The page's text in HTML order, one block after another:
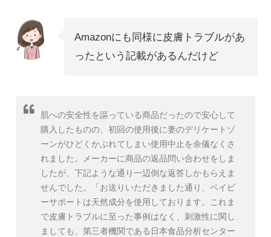
Amazonにも同様に皮膚トラブルがあ
ったという記載があるんだけど
肌への安全性を謳っている商品だったので安心して
購入したものの、初回の使用後に妻のデリケートゾ
ーンがひどくかぶれてしまい使用中止を余儀なくさ
れました。メーカーに商品の返品問い合わせをしま
したが、下記ような通り一辺倒な返答しかもらえま
せんでした。「お送りいただきました通り、ベイビ
ーサポートは天然成分を使用しております。これま
で皮膚トラブルに至った事例はなく、刺激性に関し
ましても、第三者機関である日本食品分析センター